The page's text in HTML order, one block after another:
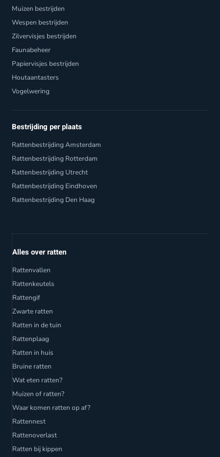
Muizen bestrijden
Wespen bestrijden
Zilvervisjes bestrijden
Faunabeheer
Papiervisjes bestrijden
Houtaantasters
Vogelwering
Bestrijding per plaats
Rattenbestrijding Amsterdam
Rattenbestrijding Rotterdam
Rattenbestrijding Utrecht
Rattenbestrijding Eindhoven
Rattenbestrijding Den Haag
Alles over ratten
Rattenvallen
Rattenkeutels
Rattengif
Zwarte ratten
Ratten in de tuin
Rattenplaag
Ratten in huis
Bruine ratten
Wat eten ratten?
Muizen of ratten?
Waar komen ratten op af?
Rattennest
Rattenoverlast
Ratten bij kippen